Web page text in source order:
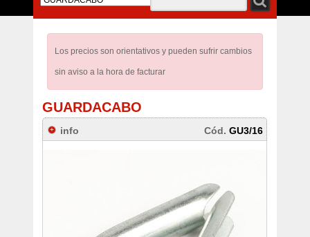
Los precios son orientativos y pueden sufrir cambios
sin aviso a la hora de facturar
GUARDACABO
info Cód.GU3/16